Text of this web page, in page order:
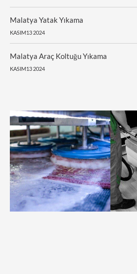
Malatya Yatak Yıkama
KASIM13 2024
Malatya Araç Koltuğu Yıkama
KASIM13 2024